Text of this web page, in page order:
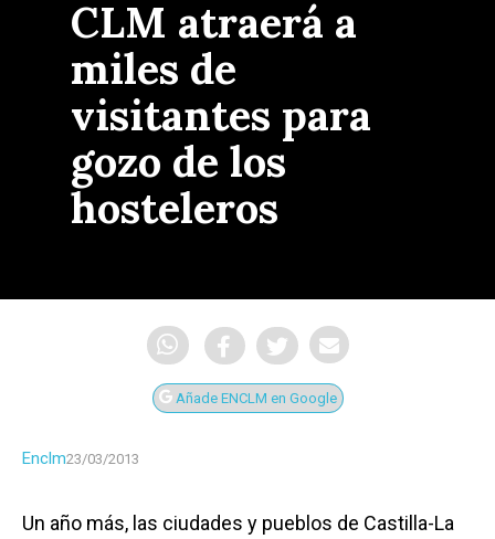
CLM atraerá a
miles de
visitantes para
gozo de los
hosteleros
Añade ENCLM en Google
Enclm23/03/2013
Un año más, las ciudades y pueblos de Castilla-La